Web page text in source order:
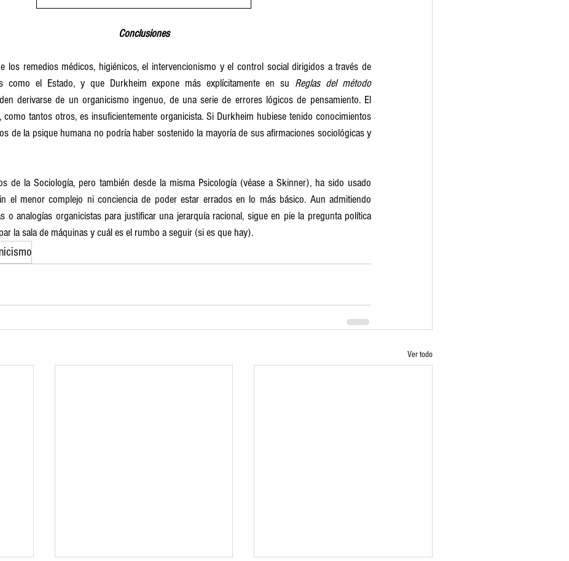
Conclusiones
los remedios médicos, higiénicos, el intervencionismo y el control social dirigidos a través de
como el Estado, y que Durkheim expone más explícitamente en su Reglas del método
derivarse de un organicismo ingenuo, de una serie de errores lógicos de pensamiento. El
como tantos otros, es insuficientemente organicista. Si Durkheim hubiese tenido conocimientos
de la psique humana no podría haber sostenido la mayoría de sus afirmaciones sociológicas y
de la Sociología, pero también desde la misma Psicología (véase a Skinner), ha sido usado
el menor complejo ni conciencia de poder estar errados en lo más básico. Aun admitiendo
o analogías organicistas para justificar una jerarquía racional, sigue en pie la pregunta política
la sala de máquinas y cuál es el rumbo a seguir (si es que hay).
Ver todo